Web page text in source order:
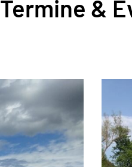
Termine &